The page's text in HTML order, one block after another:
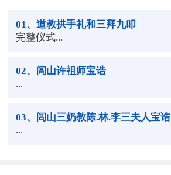
01 、道教拱手礼和三拜九叩
完整仪式...
02、闾山许祖师宝诰
...
03、闾山三奶教陈.林.李三夫人宝诰
...